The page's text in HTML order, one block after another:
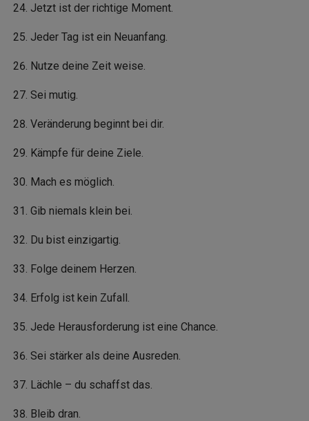
Jetzt ist der richtige Moment.
Jeder Tag ist ein Neuanfang.
Nutze deine Zeit weise.
Sei mutig.
Veränderung beginnt bei dir.
Kämpfe für deine Ziele.
Mach es möglich.
Gib niemals klein bei.
Du bist einzigartig.
Folge deinem Herzen.
Erfolg ist kein Zufall.
Jede Herausforderung ist eine Chance.
Sei stärker als deine Ausreden.
Lächle – du schaffst das.
Bleib dran.